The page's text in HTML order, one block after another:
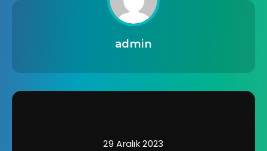
admin
29 Aralık 2023